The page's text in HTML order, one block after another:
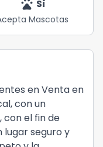
pets Sí
Mascotas
en Venta en
con un
el fin de
lugar seguro y